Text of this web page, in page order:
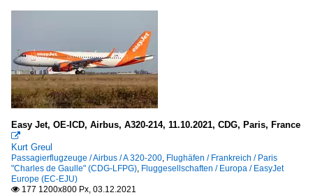
Easy Jet, OE-ICD, Airbus, A320-214, 11.10.2021, CDG, Paris, France

Kurt Greul
Passagierflugzeuge / Airbus / A 320-200, Flughäfen / Frankreich / Paris
"Charles de Gaulle" (CDG-LFPG), Fluggesellschaften / Europa / EasyJet
Europe (EC-EJU)
 177 1200x800 Px, 03.12.2021